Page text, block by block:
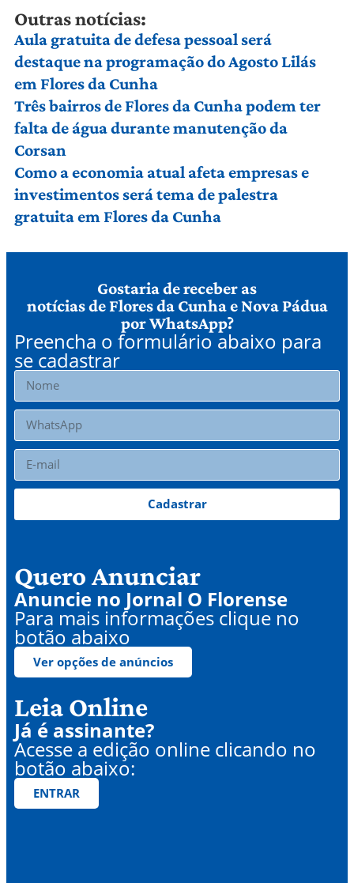
Outras notícias:
Aula gratuita de defesa pessoal será
destaque na programação do Agosto Lilás
em Flores da Cunha
Três bairros de Flores da Cunha podem ter
falta de água durante manutenção da
Corsan
Como a economia atual afeta empresas e
investimentos será tema de palestra
gratuita em Flores da Cunha
Gostaria de receber as
notícias de Flores da Cunha e Nova Pádua
por WhatsApp?
Preencha o formulário abaixo para
se cadastrar
Cadastrar
Quero Anunciar
Anuncie no Jornal O Florense
Para mais informações clique no
botão abaixo
Ver opções de anúncios
Leia Online
Já é assinante?
Acesse a edição online clicando no
botão abaixo:
ENTRAR